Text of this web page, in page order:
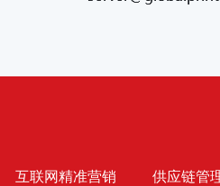
互联网精准营销 供应链管